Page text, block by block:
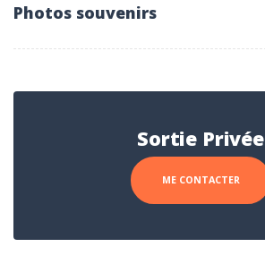
Photos souvenirs
Sortie Privée
ME CONTACTER